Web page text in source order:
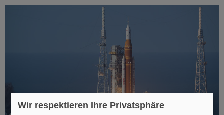
Wir respektieren Ihre Privatsphäre